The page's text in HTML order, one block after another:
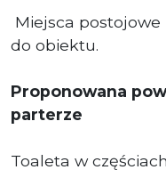
Miejsca
do obiektu.
Proponowana
parterze
Toaleta w